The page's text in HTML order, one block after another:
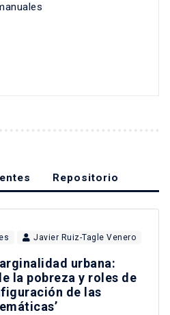
Repositorio
Javier Ruiz-Tagle Venero
urbana:
la pobreza y roles de
de las